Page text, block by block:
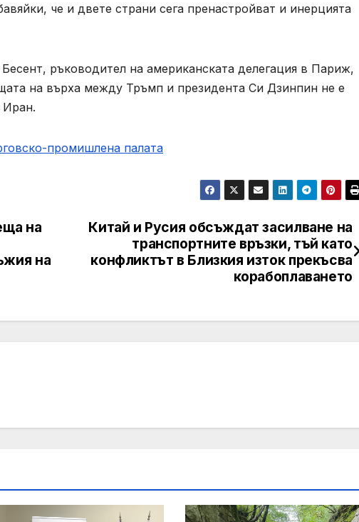
че и двете страни сега пренастройват и инерцията
ръководител на американската делегация в Париж,
на върха между Тръмп и президента Си Дзинпин не е
Иран.
промишлена палaта
Китай и Русия обсъждат засилване на
транспортните връзки, тъй като
конфликтът в Близкия изток прекъсва
корабоплаването
на
на